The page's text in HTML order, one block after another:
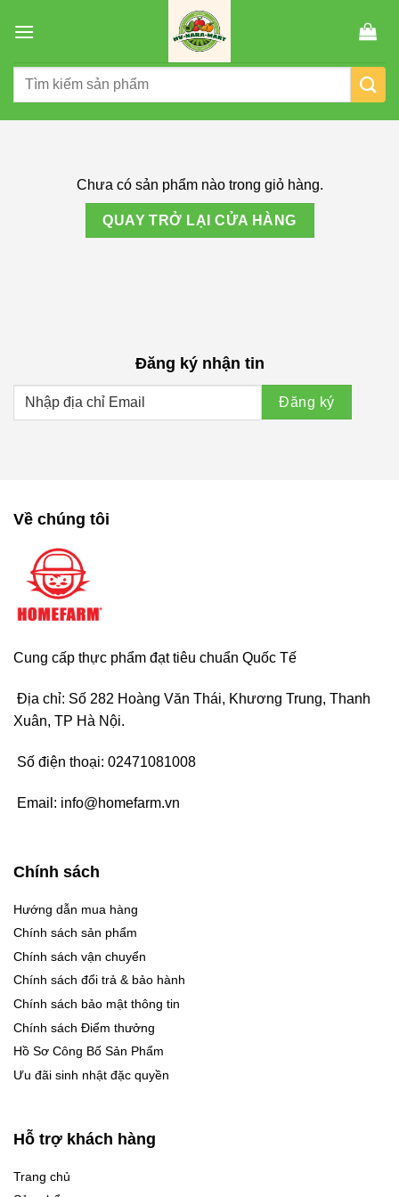
đến
dung
Tìm
Chưa có sản phẩm nào trong giỏ hàng.
QUAY TRỞ LẠI CỬA HÀNG
Đăng ký nhận tin
Về chúng tôi
Cung cấp thực phẩm đạt tiêu chuẩn Quốc Tế
Địa chỉ: Số 282 Hoàng Văn Thái, Khương Trung, Thanh
Xuân, TP Hà Nội.
Số điện thoại: 02471081008
Email: info@homefarm.vn
Chính sách
Hướng dẫn mua hàng
Chính sách sản phẩm
Chính sách vận chuyển
Chính sách đổi trả & bảo hành
Chính sách bảo mật thông tin
Chính sách Điểm thưởng
Hồ Sơ Công Bố Sản Phẩm
Ưu đãi sinh nhật đặc quyền
Hỗ trợ khách hàng
Trang chủ